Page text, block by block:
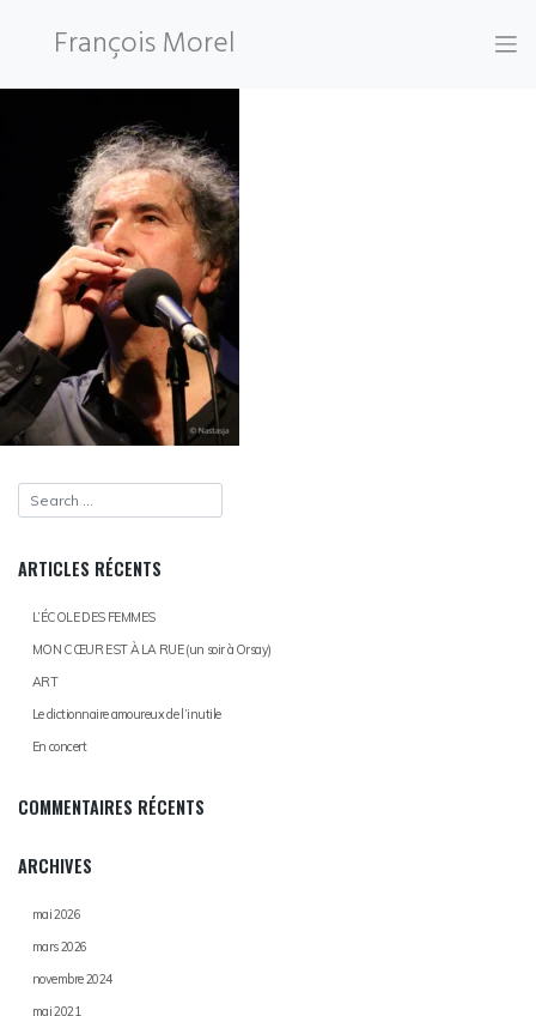
François Morel
ARTICLES RÉCENTS
L’ÉCOLE DES FEMMES
MON CŒUR EST À LA RUE (un soir à Orsay)
ART
Le dictionnaire amoureux de l’inutile
En concert
COMMENTAIRES RÉCENTS
ARCHIVES
mai 2026
mars 2026
novembre 2024
mai 2021